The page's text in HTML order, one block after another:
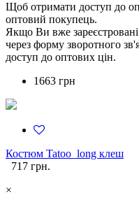
Щоб отримати доступ до
оптовий покупець.
Якщо Ви вже зареєстровані
через форму зворотного
доступ до оптових цін.
1663 грн
Костюм Tatoo_long клеш
717 грн.
×